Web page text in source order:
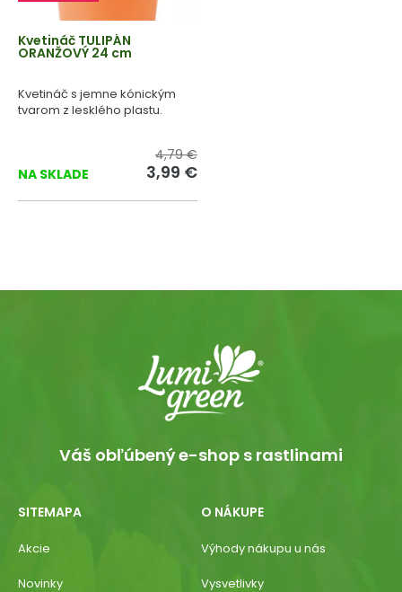
Kvetináč TULIPÁN
ORANŽOVÝ 24 cm
Kvetináč s jemne kónickým
tvarom z lesklého plastu.
NA SKLADE
4,79 €
3,99 €
Váš obľúbený e-shop s rastlinami
SITEMAPA
Akcie
Novinky
O NÁKUPE
Výhody nákupu u nás
Vysvetlivky